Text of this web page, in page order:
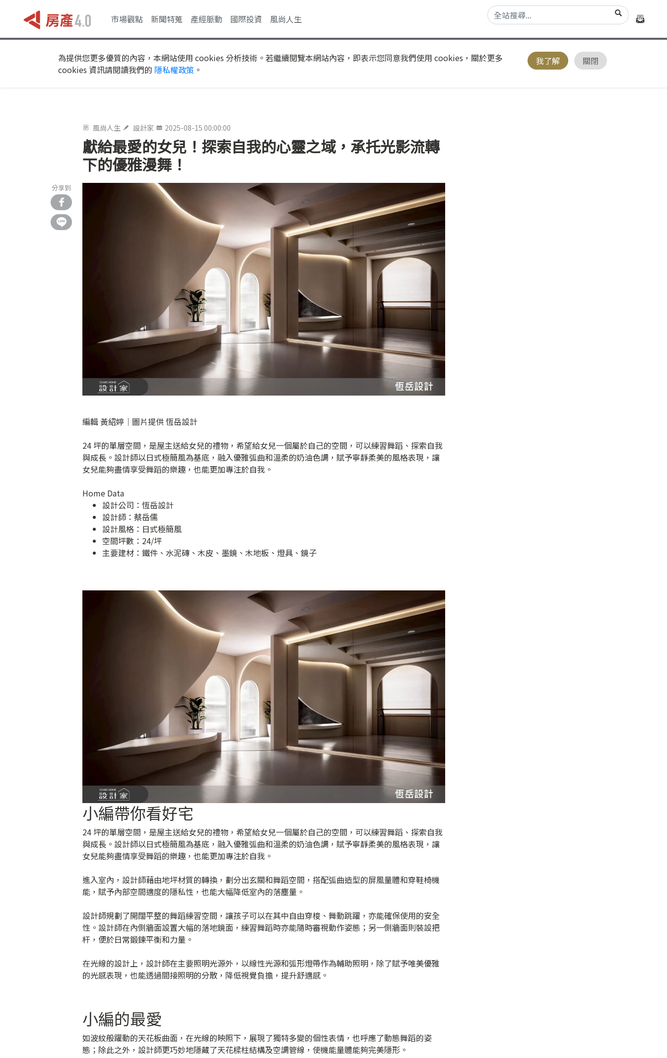
市場觀點 新聞特蒐 產經脈動 國際投資 風尚人生
為提供您更多優質的內容，本網站使用 cookies 分析技術。若繼續閱覽本網站內容，即表示您同意我們使用 cookies，關於更多
cookies 資訊請閱讀我們的 隱私權政策 。
我了解 關閉
風尚人生 設計家 2025-08-15 00:00:00
獻給最愛的女兒！探索自我的心靈之域，承托光影流轉
下的優雅漫舞！
分享到
編輯 黃紹婷｜圖片提供 恆岳設計
24 坪的單層空間，是屋主送給女兒的禮物，希望給女兒一個屬於自己的空間，可以練習舞蹈、探索自我
與成長。設計師以日式極簡風為基底，融入優雅弧曲和溫柔的奶油色調，賦予寧靜柔美的風格表現，讓
女兒能夠盡情享受舞蹈的樂趣，也能更加專注於自我。
Home Data
設計公司： 恆岳設計
設計師：蔡岳儒
設計風格：日式極簡風
空間坪數：24/坪
主要建材：鐵件、水泥磚、木皮、墨鏡、木地板、燈具、鏡子
小編帶你看好宅
24 坪的單層空間，是屋主送給女兒的禮物，希望給女兒一個屬於自己的空間，可以練習舞蹈、探索自我
與成長。設計師以日式極簡風為基底，融入優雅弧曲和溫柔的奶油色調，賦予寧靜柔美的風格表現，讓
女兒能夠盡情享受舞蹈的樂趣，也能更加專注於自我。
進入室內，設計師藉由地坪材質的轉換，劃分出玄關和舞蹈空間，搭配弧曲造型的屏風量體和穿鞋椅機
能，賦予內部空間適度的隱私性，也能大幅降低室內的落塵量。
設計師規劃了開闊平整的舞蹈練習空間，讓孩子可以在其中自由穿梭、舞動跳躍，亦能確保使用的安全
性。設計師在內側牆面設置大幅的落地鏡面，練習舞蹈時亦能隨時審視動作姿態；另一側牆面則裝設把
杆，便於日常鍛鍊平衡和力量。
在光線的設計上，設計師在主要照明光源外，以線性光源和弧形燈帶作為輔助照明，除了賦予唯美優雅
的光感表現，也能透過間接照明的分散，降低視覺負擔，提升舒適感。
小編的最愛
如波紋般躍動的天花板曲面，在光線的映照下，展現了獨特多變的個性表情，也呼應了動態舞蹈的姿
態；除此之外，設計師更巧妙地隱藏了天花樑柱結構及空調管線，使機能量體能夠完美隱形。